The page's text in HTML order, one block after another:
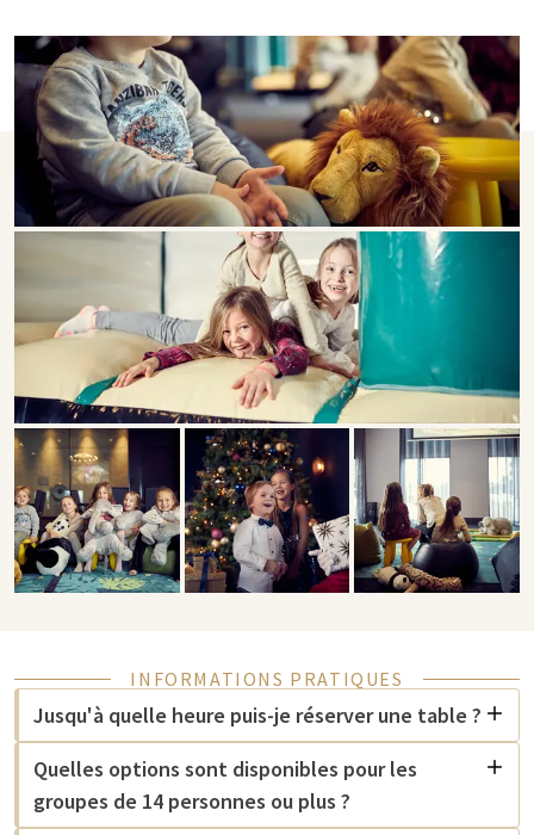
INFORMATIONS PRATIQUES
Jusqu'à quelle heure puis-je réserver une table ?
Quelles options sont disponibles pour les
groupes de 14 personnes ou plus ?